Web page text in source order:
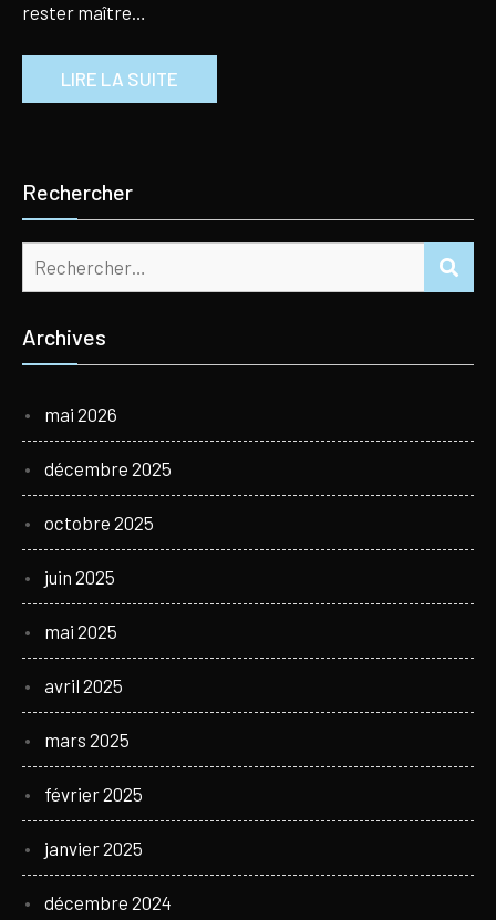
rester maître…
LIRE LA SUITE
Rechercher
Rechercher :
Archives
mai 2026
décembre 2025
octobre 2025
juin 2025
mai 2025
avril 2025
mars 2025
février 2025
janvier 2025
décembre 2024